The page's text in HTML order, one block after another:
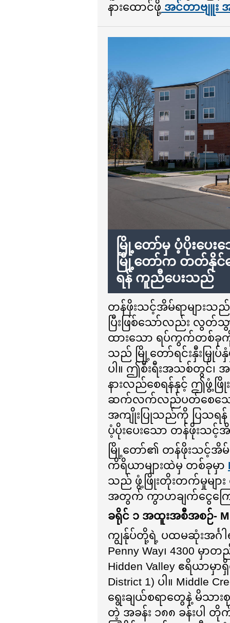
နားထောင်ဖို့ အင်တာဗျူး
မြို့တော်မှ ပံ့ပိုးပေ
မြို့တော်က တတ်နိုင်သ
ရန် ကူညီပေးသည်
တန်ဖိုးသင့်အိမ်ရာများသည်
ပြီးဖြစ်သော်လည်း လွ
ထားသော ရပ်ကွက်တစ်ခုကို
သည် မြို့တော်ရင်းနှီးမြှုပ်
ပါ။ ဤစီးရီးအသစ်တွင်၊ အ
နားလည်စေရန်နှင့် ဤဖွံ့ဖြို
ဆက်လက်လည်ပတ်စေသော
အကျိုးပြုသည်ကို ပြသရန်
ပံ့ပိုးပေးသော တန်ဖိုးသင့်အိ
မြို့တော်၏ တန်ဖိုးသင့်အိ
ကိရိယာများထဲမှ တစ်ခုမှာ
သည် ဖွံ့ဖြိုးတိုးတက်မှုမျာ
အတွက် ကွာဟချက်ငွေကြေ
ခရိုင် ၁ အထူးအစီအစဉ်-
ကျွန်ုပ်တို့ရဲ့ ပထမဆုံးအင်္ဂါရ
Penny Way၊ 4300 မှာတ
Hidden Valley ဧရိယာမှာ
District 1) ပါ။ Middle
ရွေးချယ်စရာတွေနဲ့ မိသာ
တဲ့ အခန်း ၁၈၈ ခန်းပါ